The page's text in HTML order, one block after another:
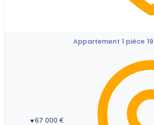
▼67 000 €
Appartement 1 pièce 19